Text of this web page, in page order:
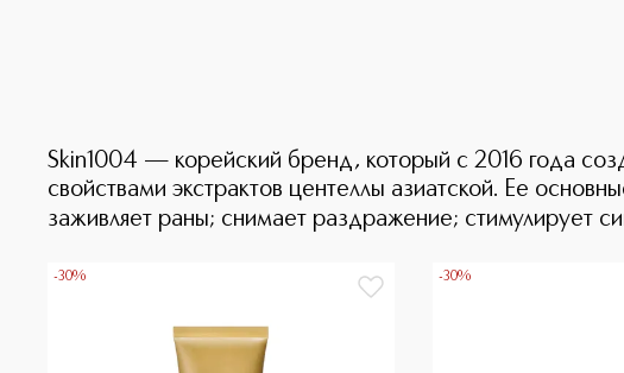
Skin1004 — корейский бренд, который с 2016 года
свойствами экстрактов центеллы азиатской. Ее
заживляет раны; снимает раздражение; стимулирует
-30% -30%